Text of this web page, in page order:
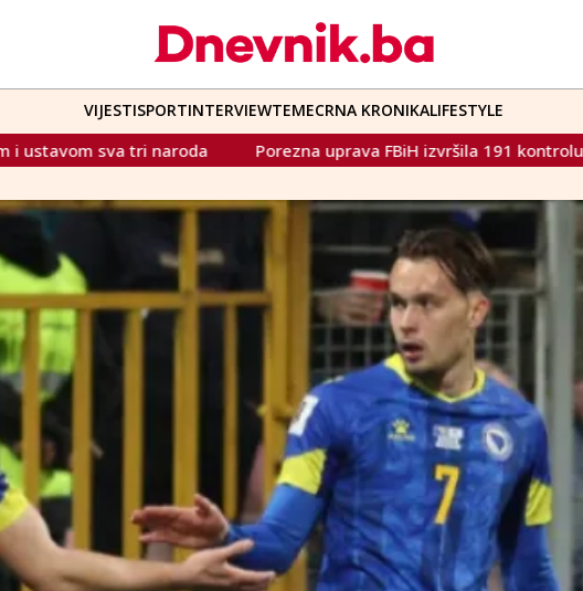
VIJESTISPORTINTERVIEWTEMECRNA KRONIKALIFESTYLE
Porezna uprava FBiH izvršila 191 kontrolu po prijavama